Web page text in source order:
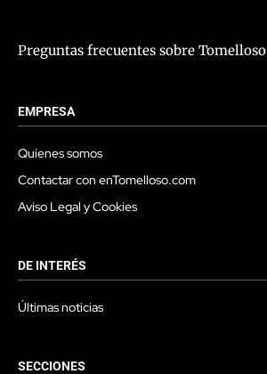
Preguntas frecuentes sobre Tomelloso
EMPRESA
Quienes somos
Contactar con enTomelloso.com
Aviso Legal y Cookies
DE INTERÉS
Últimas noticias
SECCIONES